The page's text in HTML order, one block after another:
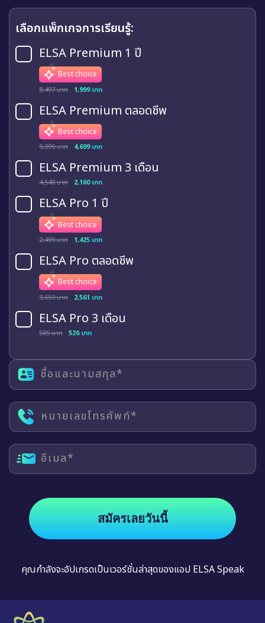
เลือกแพ็กเกจการเรียนรู้:
ELSA Premium 1 ปี
Best choice
8,497 บาท 1,999 บาท
ELSA Premium ตลอดชีพ
Best choice
9,999 บาท 4,699 บาท
ELSA Premium 3 เดือน
4,548 บาท 2,160 บาท
ELSA Pro 1 ปี
Best choice
2,499 บาท 1,425 บาท
ELSA Pro ตลอดชีพ
Best choice
3,659 บาท 2,561 บาท
ELSA Pro 3 เดือน
585 บาท 526 บาท
ชื่อและนามสกุล*
หมายเลขโทรศัพท์*
อีเมล*